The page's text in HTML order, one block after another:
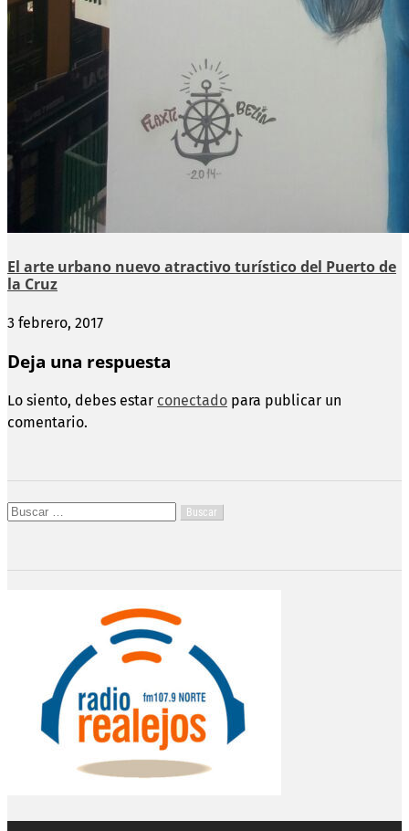
El arte urbano nuevo atractivo turístico del Puerto de
la Cruz
3 febrero, 2017
Deja una respuesta
Lo siento, debes estar conectado para publicar un
comentario.
Buscar: